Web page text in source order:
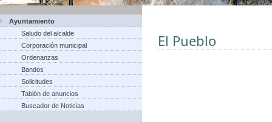
Ayuntamiento
Saludo del alcalde
Corporación municipal
Ordenanzas
Bandos
Solicitudes
Tablón de anuncios
Buscador de Noticias
El Pueblo